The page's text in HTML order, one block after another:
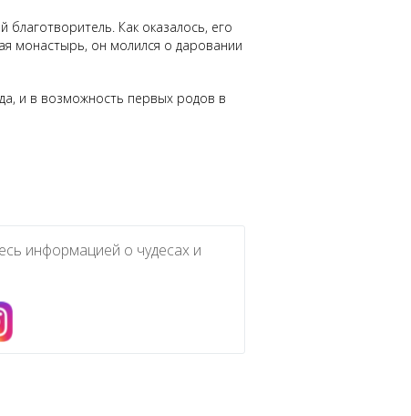
Как оказалось, его
монастырь, он молился о даровании
и в возможность первых родов в
информацией о чудесах и